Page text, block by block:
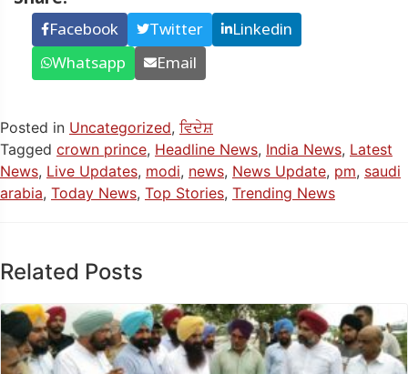
Facebook Twitter
Linkedin
Whatsapp
Email
Posted in Uncategorized, ਵਿਦੇਸ਼
Tagged crown prince, Headline News, India News, Latest
News, Live Updates, modi, news, News Update, pm, saudi
arabia, Today News, Top Stories, Trending News
Related Posts